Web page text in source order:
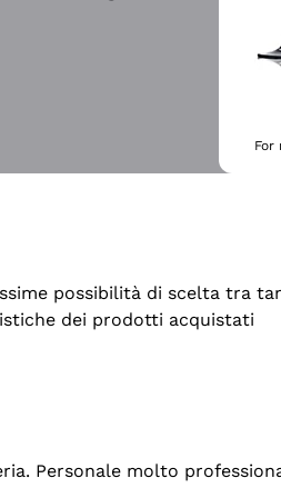
possibilità di scelta tra
dei prodotti acquistati
Personale molto
For